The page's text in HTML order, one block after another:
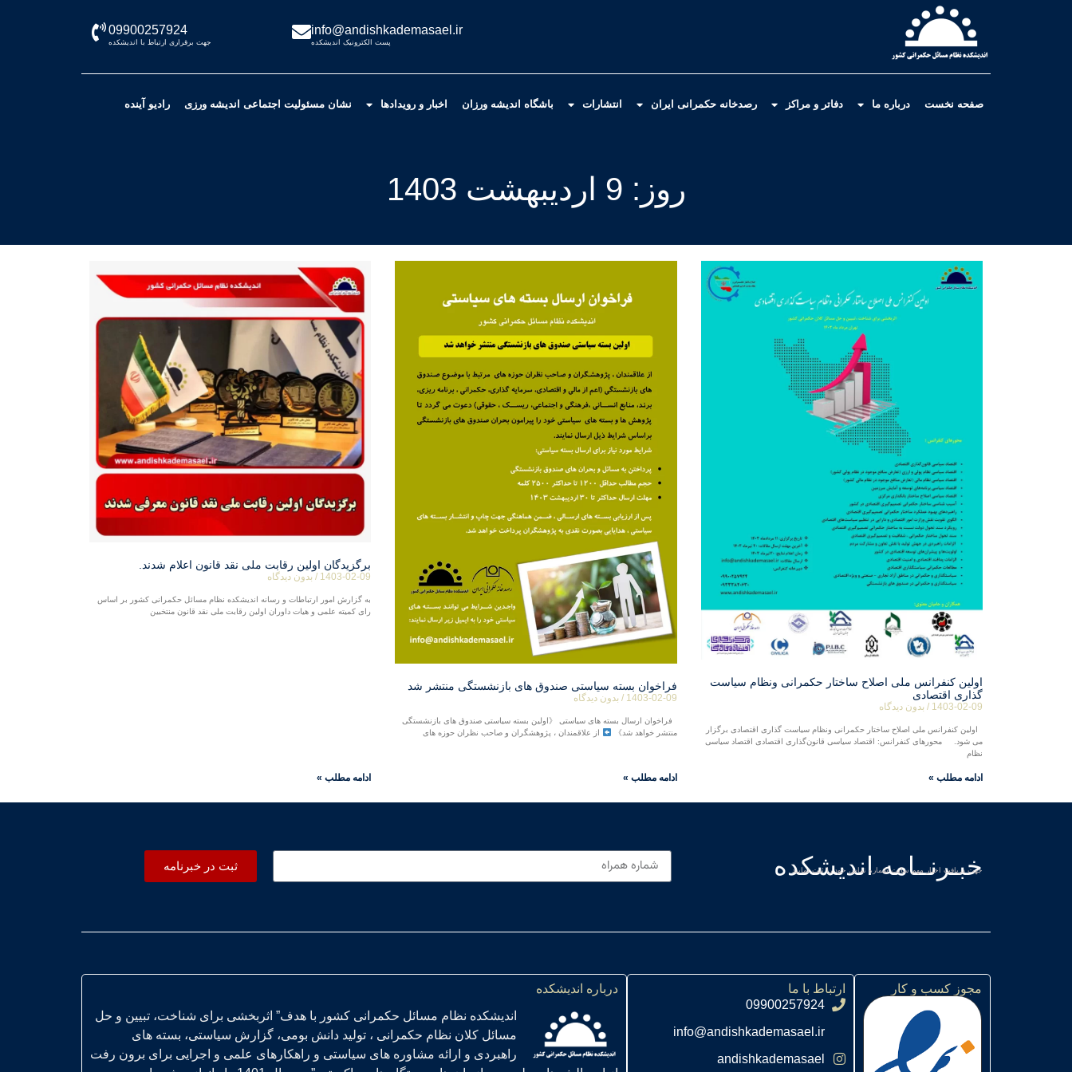
info@andishkademasael.ir
پست الکترونیک اندیشکده
09900257924
جهت برقراری ارتباط با اندیشکده
صفحه نخست درباره ما دفاتر و مراکز رصدخانه حکمرانی ایران انتشارات باشگاه اندیشه ورزان اخبار و رویدادها نشان مسئولیت اجتماعی اندیشه ورزی رادیو آینده
روز: 9 اردیبهشت 1403
اولین کنفرانس ملی اصلاح ساختار حکمرانی ونظام سیاست
گذاری اقتصادی
1403-02-09 بدون دیدگاه
اولین کنفرانس ملی اصلاح ساختار حکمرانی ونظام سیاست گذاری اقتصادی برگزار
می شود. محورهای کنفرانس: اقتصاد سیاسی قانون‌گذاری اقتصادی اقتصاد سیاسی
نظام
ادامه مطلب »
فراخوان بسته سیاستی صندوق های بازنشستگی منتشر شد
1403-02-09 بدون دیدگاه
فراخوان ارسال بسته های سیاستی 《اولین بسته سیاستی صندوق های بازنشستگی
منتشر خواهد شد》
از علاقمندان ، پژوهشگران و صاحب نظران حوزه های
ادامه مطلب »
برگزیدگان اولین رقابت ملی نقد قانون اعلام شدند.
1403-02-09 بدون دیدگاه
به گزارش امور ارتباطات و رسانه اندیشکده نظام مسائل حکمرانی کشور بر اساس
رای کمیته علمی و هیات داوران اولین رقابت ملی نقد قانون منتخبین
ادامه مطلب »
خبـرنــامه اندیشکده
جهت دریافت اخبار مهم سایت شماره تماس خود را ثبت نمایید ثبت در خبرنامه
مجوز کسب و کار
ارتباط با ما
09900257924
info@andishkademasael.ir
andishkademasael
درباره اندیشکده
اندیشکده نظام مسائل حکمرانی کشور با هدف” اثربخشی برای شناخت، تبیین و حل
مسائل کلان نظام حکمرانی ، تولید دانش بومی، گزارش سیاستی، بسته های
راهبردی و ارائه مشاوره های سیاستی و راهکارهای علمی و اجرایی برای برون رفت